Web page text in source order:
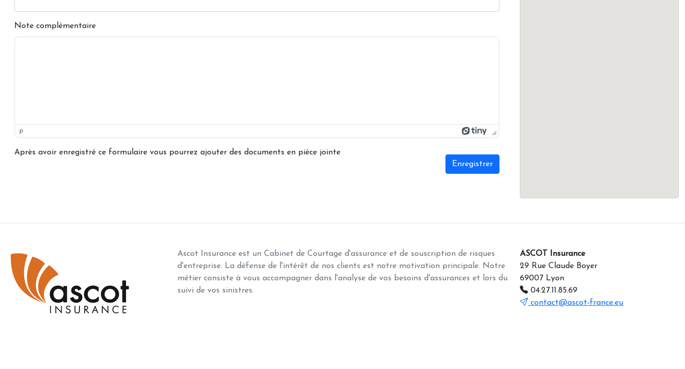
Note complémentaire
p
Après avoir enregistré ce formulaire vous pourrez ajouter des documents en pièce jointe
Enregistrer
Ascot Insurance est un Cabinet de Courtage d'assurance et de souscription de risques
d'entreprise. La défense de l'intérêt de nos clients est notre motivation principale. Notre
métier consiste à vous accompagner dans l'analyse de vos besoins d'assurances et lors du
suivi de vos sinistres.
ASCOT Insurance
29 Rue Claude Boyer
69007 Lyon
04.27.11.85.69
contact@ascot-france.eu